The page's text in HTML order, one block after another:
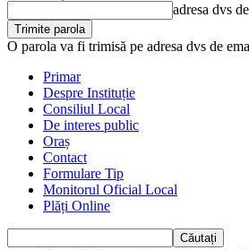
adresa dvs
O parola va fi trimisă pe adresa dvs de
Primar
Despre Instituție
Consiliul Local
De interes public
Oraș
Contact
Formulare Tip
Monitorul Oficial Local
Plăți Online